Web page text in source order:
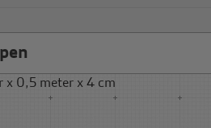
x 0,5 meter x 4 cm